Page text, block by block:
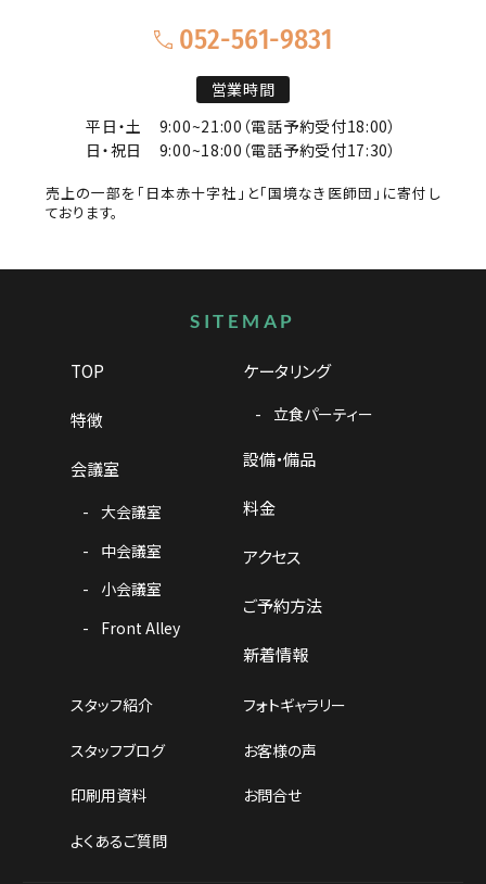
052-561-9831
営業時間
平日・土
9:00~21:00（電話予約受付18:00）
日・祝日
9:00~18:00（電話予約受付17:30）
売上の一部を「日本赤十字社」と「国境なき医師団」に寄付し
ております。
サイトマップ
SITEMAP
TOP
特徴
会議室
大会議室
中会議室
小会議室
Front Alley
ケータリング
立食パーティー
設備・備品
料金
アクセス
ご予約方法
新着情報
スタッフ紹介
スタッフブログ
印刷用資料
よくあるご質問
フォトギャラリー
お客様の声
お問合せ